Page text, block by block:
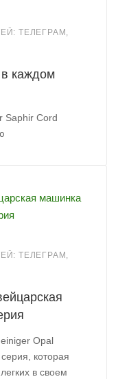
ТЕЛЕГРАМ,
каждом
Saphir Cord
ТЕЛЕГРАМ,
Opal
которая
в своем